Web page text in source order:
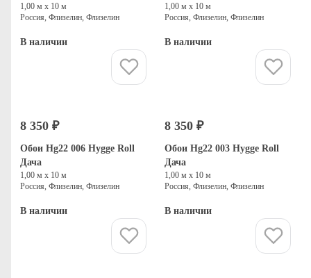
1,00 м х 10 м
Россия, Флизелин, Флизелин
В наличии
1,00 м х 10 м
Россия, Флизелин, Флизелин
В наличии
8 350 ₽
Обои Hg22 006 Hygge Roll
Дача
1,00 м х 10 м
Россия, Флизелин, Флизелин
В наличии
8 350 ₽
Обои Hg22 003 Hygge Roll
Дача
1,00 м х 10 м
Россия, Флизелин, Флизелин
В наличии